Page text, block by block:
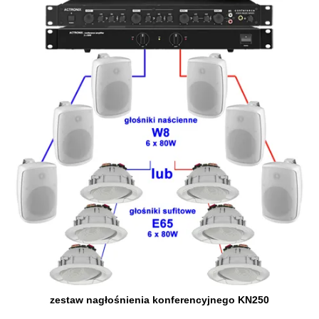
zestaw nagłośnienia konferencyjnego KN250